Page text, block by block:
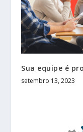
Sua equipe é
setembro 13, 2023